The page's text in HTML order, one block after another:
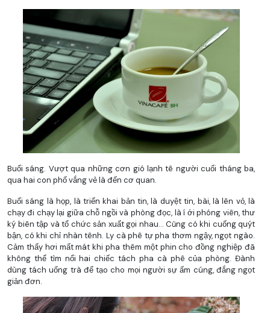
Buổi sáng. Vượt qua những cơn gió lạnh tê người cuối tháng ba,
qua hai con phố vắng vẻ là đến cơ quan.
Buổi sáng là họp, là triển khai bản tin, là duyệt tin, bài, là lên vỏ, là
chạy đi chạy lại giữa chỗ ngồi và phòng đọc, là í ới phóng viên, thư
ký biên tập và tổ chức sản xuất gọi nhau… Cũng có khi cuống quýt
bận, có khi chỉ nhàn tênh. Ly cà phê tự pha thơm ngậy, ngọt ngào.
Cảm thấy hơi mất mát khi pha thêm một phin cho đồng nghiệp đã
không thể tìm nổi hai chiếc tách pha cà phê của phòng. Đành
dùng tách uống trà để tạo cho mọi người sự ấm cúng, đắng ngọt
giản đơn.